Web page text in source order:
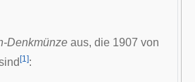
Denkmünze aus, die 1907 von
[1]: